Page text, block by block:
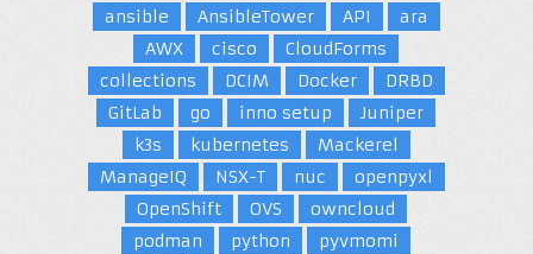
ansible AnsibleTower API
ara
AWX
cisco
CloudForms
collections
DCIM Docker
DRBD
GitLab
go inno setup
Juniper
k3s
kubernetes
Mackerel
ManageIQ
NSX-T nuc
openpyxl
OpenShift
OVS
owncloud
podman
python
pyvmomi